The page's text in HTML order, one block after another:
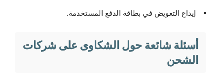
إيداع التعويض في بطاقة الدفع المستخدمة.
أسئلة شائعة حول الشكاوى على شركات
الشحن